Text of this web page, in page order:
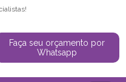
Faça seu orçamento por
Whatsapp